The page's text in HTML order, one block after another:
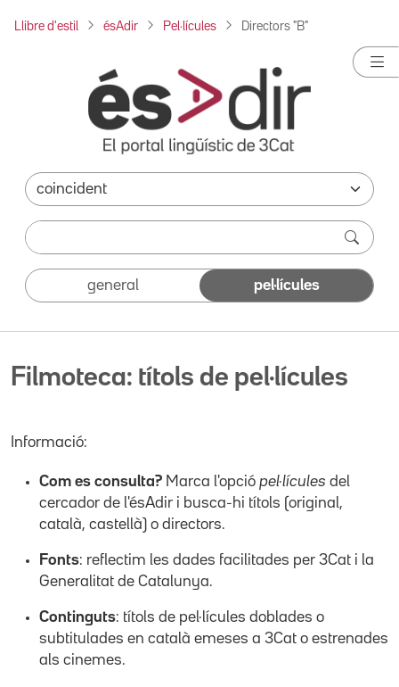
Llibre d'estil ésAdir Pel·lícules Directors "B"
general pel·lícules
Filmoteca: títols de pel·lícules
Informació:
Com es consulta? Marca l'opció pel·lícules del
cercador de l'ésAdir i busca-hi títols (original,
català, castellà) o directors.
Fonts: reflectim les dades facilitades per 3Cat i la
Generalitat de Catalunya.
Continguts: títols de pel·lícules doblades o
subtitulades en català emeses a 3Cat o estrenades
als cinemes.